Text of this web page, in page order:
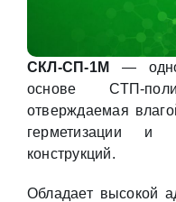
СКЛ-СП-1М
—
основе СТП-
отверждаемая
герметизации и
конструкций.
Обладает высокой